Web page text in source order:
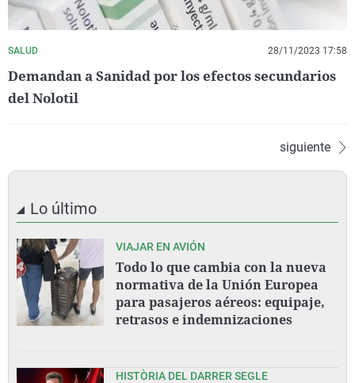
SALUD 28/11/2023 17:58
Demandan a Sanidad por los efectos secundarios
del Nolotil
siguiente
Lo último
VIAJAR EN AVIÓN
Todo lo que cambia con la nueva
normativa de la Unión Europea
para pasajeros aéreos: equipaje,
retrasos e indemnizaciones
HISTÒRIA DEL DARRER SEGLE